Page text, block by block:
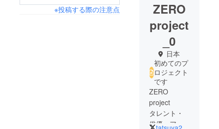
※投稿する際の注意点
ZERO
project
_0
日本
初めてのプ
ロジェクト
です
ZERO
project
タレント・
俳優・アー